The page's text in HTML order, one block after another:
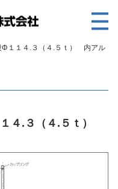
１１４.３（４.５ｔ） 内アル
４.３（４.５ｔ）